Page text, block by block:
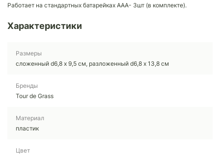
Работает на стандартных батарейках ААА- 3шт (в комплекте).
Характеристики
Размеры
сложенный d6,8 х 9,5 см, разложенный d6,8 х 13,8 см
Бренды
Tour de Grass
Материал
пластик
Цвет